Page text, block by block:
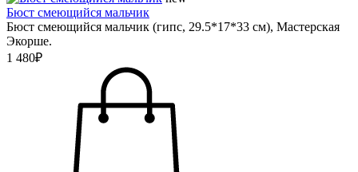
Бюст смеющийся мальчик
Бюст смеющийся мальчик (гипс, 29.5*17*33 см), Мастерская
Экорше.
1 480₽